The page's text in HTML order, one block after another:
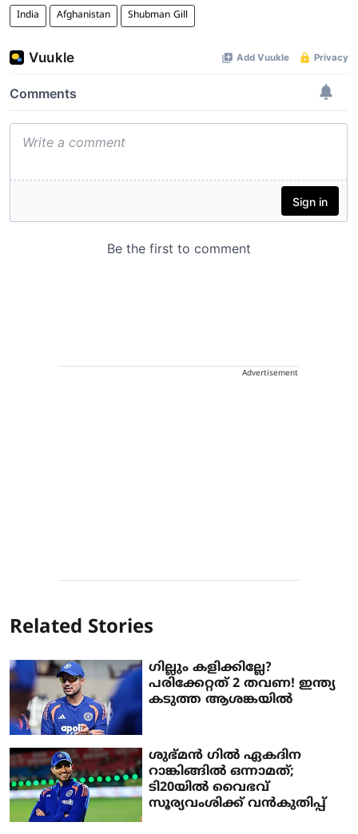
India Afghanistan Shubman Gill
Advertisement
Related Stories
​ഗില്ലും കളിക്കില്ലേ?
പരിക്കേറ്റത് 2 തവണ! ഇന്ത്യ
കടുത്ത ആശങ്കയിൽ
ശുഭ്മന്‍ ഗില്‍ ഏകദിന
റാങ്കിങ്ങില്‍ ഒന്നാമത്;
ടി20യില്‍ വൈഭവ്
സൂര്യവംശിക്ക് വന്‍കുതിപ്പ്